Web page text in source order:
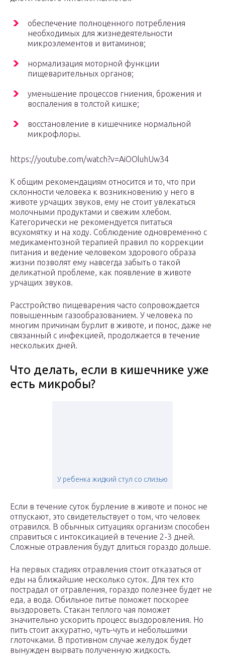
обеспечение полноценного потребления
необходимых для жизнедеятельности
микроэлементов и витаминов;
нормализация моторной функции
пищеварительных органов;
уменьшение процессов гниения, брожения и
воспаления в толстой кишке;
восстановление в кишечнике нормальной
микрофлоры.
https://youtube.com/watch?v=AiOOluhUw34
К общим рекомендациям относится и то, что при
склонности человека к возникновению у него в
животе урчащих звуков, ему не стоит увлекаться
молочными продуктами и свежим хлебом.
Категорически не рекомендуется питаться
всухомятку и на ходу. Соблюдение одновременно с
медикаментозной терапией правил по коррекции
питания и ведение человеком здорового образа
жизни позволят ему навсегда забыть о такой
деликатной проблеме, как появление в животе
урчащих звуков.
Расстройство пищеварения часто сопровождается
повышенным газообразованием. У человека по
многим причинам бурлит в животе, и понос, даже не
связанный с инфекцией, продолжается в течение
нескольких дней.
Что делать, если в кишечнике уже
есть микробы?
У ребенка жидкий стул со слизью
Если в течение суток бурление в животе и понос не
отпускают, это свидетельствует о том, что человек
отравился. В обычных ситуациях организм способен
справиться с интоксикацией в течение 2-3 дней.
Сложные отравления будут длиться гораздо дольше.
На первых стадиях отравления стоит отказаться от
еды на ближайшие несколько суток. Для тех кто
пострадал от отравления, гораздо полезнее будет не
еда, а вода. Обильное питье поможет поскорее
выздороветь. Стакан теплого чая поможет
значительно ускорить процесс выздоровления. Но
пить стоит аккуратно, чуть-чуть и небольшими
глоточками. В противном случае желудок будет
вынужден вырвать полученную жидкость.